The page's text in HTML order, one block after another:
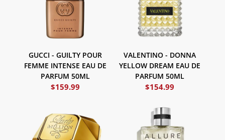
GUCCI - GUILTY POUR
FEMME INTENSE EAU DE
PARFUM 50ML
$159.99
VALENTINO - DONNA
YELLOW DREAM EAU DE
PARFUM 50ML
$154.99